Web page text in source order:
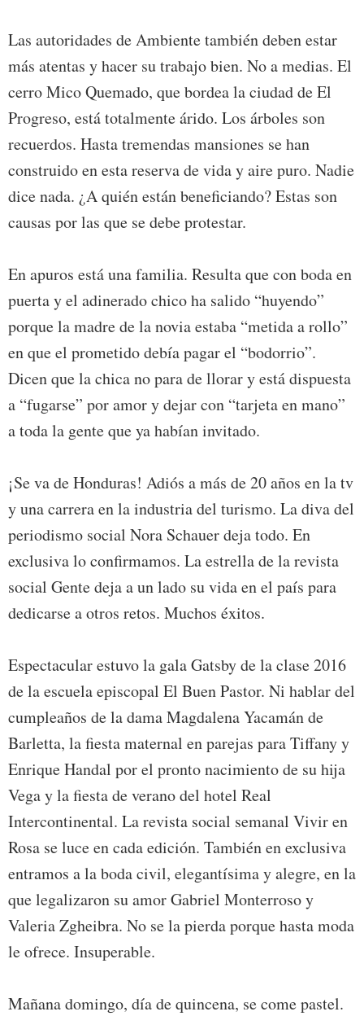
Las autoridades de Ambiente también deben estar
más atentas y hacer su trabajo bien. No a medias. El
cerro Mico Quemado, que bordea la ciudad de El
Progreso, está totalmente árido. Los árboles son
recuerdos. Hasta tremendas mansiones se han
construido en esta reserva de vida y aire puro. Nadie
dice nada. ¿A quién están beneficiando? Estas son
causas por las que se debe protestar.
En apuros está una familia. Resulta que con boda en
puerta y el adinerado chico ha salido “huyendo”
porque la madre de la novia estaba “metida a rollo”
en que el prometido debía pagar el “bodorrio”.
Dicen que la chica no para de llorar y está dispuesta
a “fugarse” por amor y dejar con “tarjeta en mano”
a toda la gente que ya habían invitado.
¡Se va de Honduras! Adiós a más de 20 años en la tv
y una carrera en la industria del turismo. La diva del
periodismo social Nora Schauer deja todo. En
exclusiva lo confirmamos. La estrella de la revista
social Gente deja a un lado su vida en el país para
dedicarse a otros retos. Muchos éxitos.
Espectacular estuvo la gala Gatsby de la clase 2016
de la escuela episcopal El Buen Pastor. Ni hablar del
cumpleaños de la dama Magdalena Yacamán de
Barletta, la fiesta maternal en parejas para Tiffany y
Enrique Handal por el pronto nacimiento de su hija
Vega y la fiesta de verano del hotel Real
Intercontinental. La revista social semanal Vivir en
Rosa se luce en cada edición. También en exclusiva
entramos a la boda civil, elegantísima y alegre, en la
que legalizaron su amor Gabriel Monterroso y
Valeria Zgheibra. No se la pierda porque hasta moda
le ofrece. Insuperable.
Mañana domingo, día de quincena, se come pastel.